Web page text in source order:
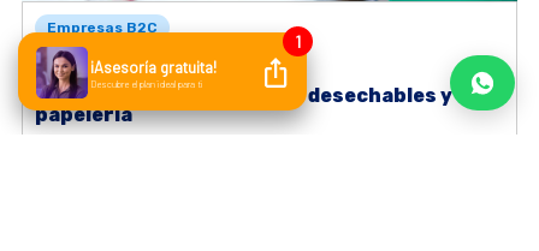
Empresas B2C
Regalos, arreglos florales, desechables y
papelería